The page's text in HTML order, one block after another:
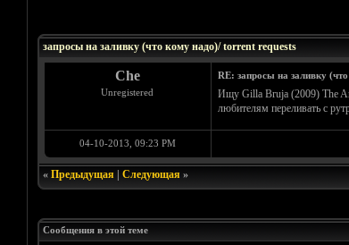
запросы на заливку (что кому надо)/ torrent requests
Che
Unregistered
RE: запросы на заливку
Ищу Gilla Bruja (2009) The
любителям переливать с
04-10-2013, 09:23 PM
« Предыдущая| Следующая»
Сообщения в этой теме